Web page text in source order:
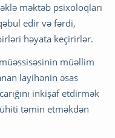
məktəb psixoloqları
edir və fərdi,
həyata keçirirlər.
müəllim
layihənin əsas
inkişaf etdirmək
təmin etməkdən